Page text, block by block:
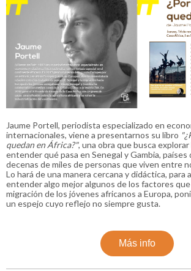
Jaume Portell, periodista especializado en
internacionales, viene a presentarnos su libro
quedan en África?", una obra que busca explorar
entender qué pasa en Senegal y Gambia, países
decenas de miles de personas que viven entre
Lo hará de una manera cercana y didáctica, para
entender algo mejor algunos de los factores
migración de los jóvenes africanos a Europa,
un espejo cuyo reflejo no siempre gusta.
Más info